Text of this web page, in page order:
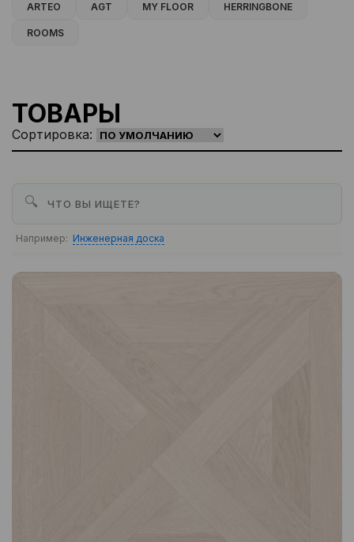
ARTEO AGT MY FLOOR HERRINGBONE
ROOMS
ТОВАРЫ
Сортировка:
🔍
Например: Инженерная доска